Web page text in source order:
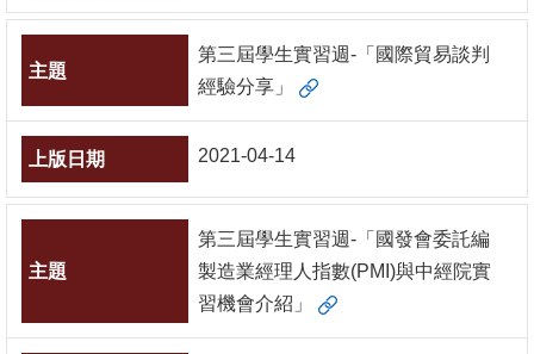
第三屆學生實習週-「國際貿易談判
經驗分享」
2021-04-14
第三屆學生實習週-「國發會委託編
製造業經理人指數(PMI)與中經院實
習機會介紹」